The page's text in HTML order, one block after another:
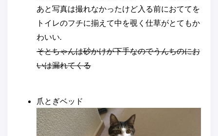
あと写真は撮れなかったけど入る前におててを
トイレのフチに揃えて中を覗く仕草がとてもか
わいい.
そとちゃんは砂かけが下手なのでうんちのにお
いは漏れてくる
爪とぎベッド